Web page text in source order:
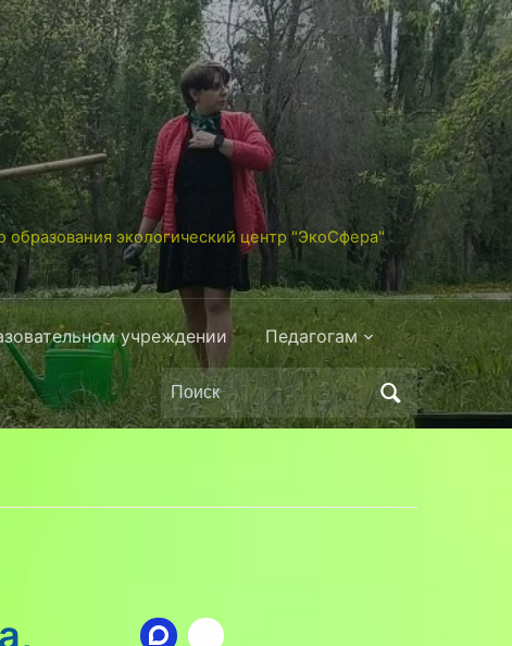
экологический центр "ЭкоСфера"
учреждении Педагогам
Поиск
по: